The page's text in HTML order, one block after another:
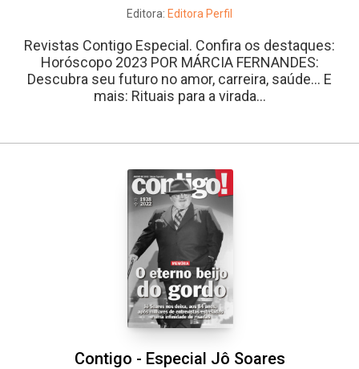
Editora: Editora Perfil
Revistas Contigo Especial. Confira os destaques:
Horóscopo 2023 POR MÁRCIA FERNANDES:
Descubra seu futuro no amor, carreira, saúde... E
mais: Rituais para a virada...
Contigo - Especial Jô Soares